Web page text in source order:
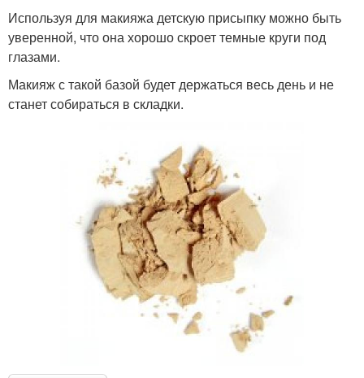
Используя для макияжа детскую присыпку можно быть
уверенной, что она хорошо скроет темные круги под
глазами.
Макияж с такой базой будет держаться весь день и не
станет собираться в складки.